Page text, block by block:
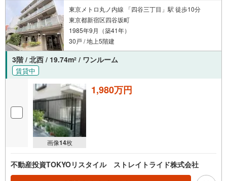
東京メトロ丸ノ内線 「四谷三丁目」駅 徒歩10分
東京都新宿区四谷坂町
1985年9月（築41年）
30戸 / 地上5階建
3階 / 北西 / 19.74m2 / ワンルーム
賃貸中
画像14枚
1,980万円
不動産投資TOKYOリスタイル ストレイトライド株式会社